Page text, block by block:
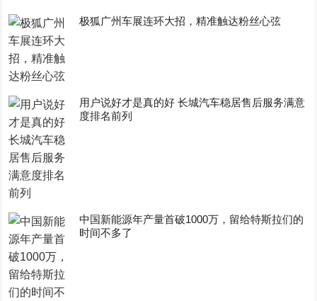
极狐广州车展连环大招，精准触达粉丝心弦
用户说好才是真的好 长城汽车稳居售后服务满意
度排名前列
中国新能源年产量首破1000万，留给特斯拉们的
时间不多了